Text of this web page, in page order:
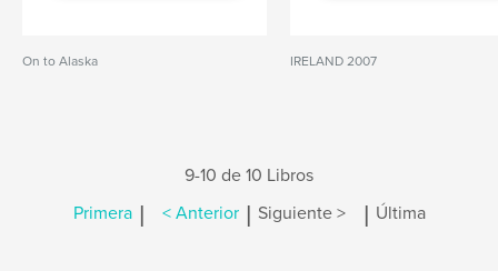
On to Alaska IRELAND 2007
9-10 de 10 Libros
Primera | < Anterior | Siguiente > | Última